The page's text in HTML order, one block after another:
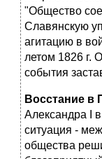
"Общество
Славян­скую
агитацию в
летом 1826 г.
события
Восстание в
Александра I
ситуация -
общества